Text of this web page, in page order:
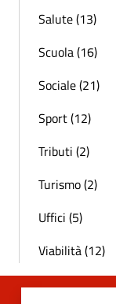
Salute (13)
Scuola (16)
Sociale (21)
Sport (12)
Tributi (2)
Turismo (2)
Uffici (5)
Viabilità (12)